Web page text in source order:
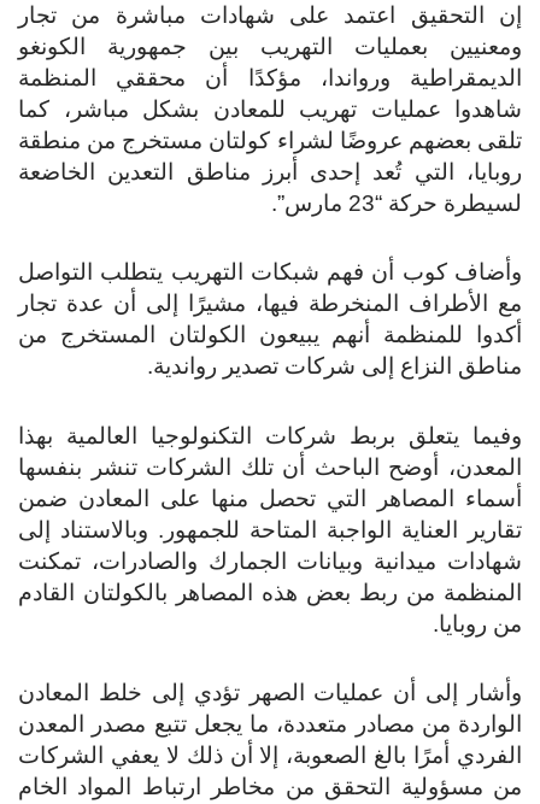
إن التحقيق اعتمد على شهادات مباشرة من تجار
ومعنيين بعمليات التهريب بين جمهورية الكونغو
الديمقراطية ورواندا، مؤكدًا أن محققي المنظمة
شاهدوا عمليات تهريب للمعادن بشكل مباشر، كما
تلقى بعضهم عروضًا لشراء كولتان مستخرج من منطقة
روبايا، التي تُعد إحدى أبرز مناطق التعدين الخاضعة
لسيطرة حركة “23 مارس”.
وأضاف كوب أن فهم شبكات التهريب يتطلب التواصل
مع الأطراف المنخرطة فيها، مشيرًا إلى أن عدة تجار
أكدوا للمنظمة أنهم يبيعون الكولتان المستخرج من
مناطق النزاع إلى شركات تصدير رواندية.
وفيما يتعلق بربط شركات التكنولوجيا العالمية بهذا
المعدن، أوضح الباحث أن تلك الشركات تنشر بنفسها
أسماء المصاهر التي تحصل منها على المعادن ضمن
تقارير العناية الواجبة المتاحة للجمهور. وبالاستناد إلى
شهادات ميدانية وبيانات الجمارك والصادرات، تمكنت
المنظمة من ربط بعض هذه المصاهر بالكولتان القادم
من روبايا.
وأشار إلى أن عمليات الصهر تؤدي إلى خلط المعادن
الواردة من مصادر متعددة، ما يجعل تتبع مصدر المعدن
الفردي أمرًا بالغ الصعوبة، إلا أن ذلك لا يعفي الشركات
من مسؤولية التحقق من مخاطر ارتباط المواد الخام